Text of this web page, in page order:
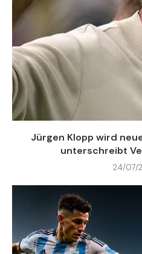
Jürgen Klopp wird
unterschreibt
24/07/